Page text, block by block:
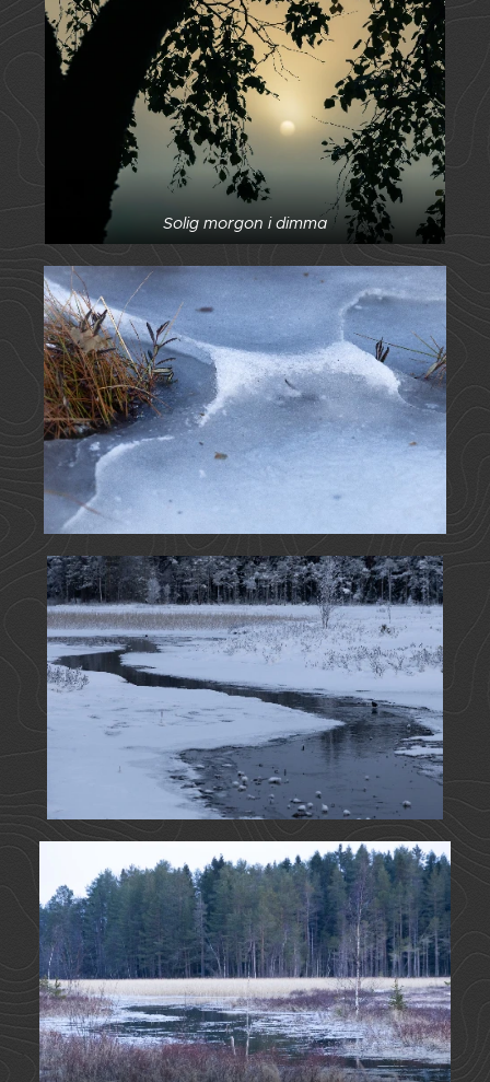
Solig morgon i dimma